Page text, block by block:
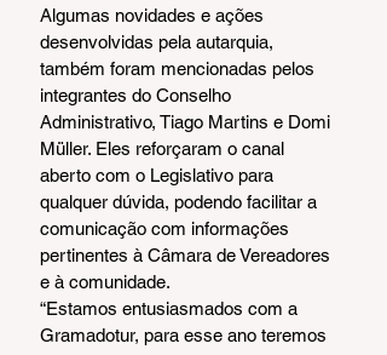
Algumas novidades e ações
desenvolvidas pela autarquia,
também foram mencionadas pelos
integrantes do Conselho
Administrativo, Tiago Martins e Domi
Müller. Eles reforçaram o canal
aberto com o Legislativo para
qualquer dúvida, podendo facilitar a
comunicação com informações
pertinentes à Câmara de Vereadores
e à comunidade.
“Estamos entusiasmados com a
Gramadotur, para esse ano teremos